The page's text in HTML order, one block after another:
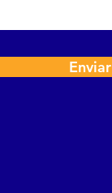
Enviar